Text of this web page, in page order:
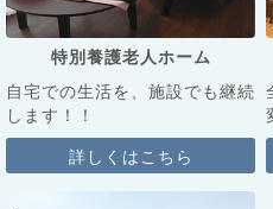
特別養護老人ホーム
自宅での生活を、施設でも継続
します！！
詳しくはこちら